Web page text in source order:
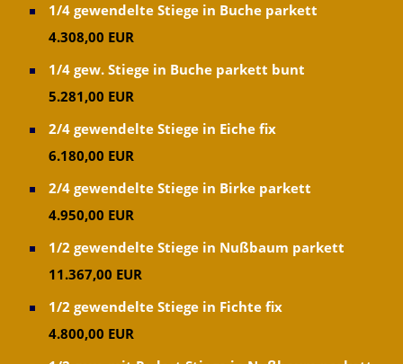
Die Montage erfolgt über unser geschultes
Montagepersonal meistens von einem Tischler und
einem Tischlermeister!
Leisten egal was Sie wollen wir haben die Lösung für
Sie:
Hier noch einige Suchbegriffe für Sie unter denen Sie
renovieren - Schlosserei - Renovierung - Innenausbau -
Balkongeländer - Haustüre - Treppe Geländer -
Altbausanierung - Steckerleisten - Treppenstufen -
1/4 gewendelte Stiege in Buche parkett
4.308,00 EUR
1/4 gew. Stiege in Buche parkett bunt
5.281,00 EUR
2/4 gewendelte Stiege in Eiche fix
6.180,00 EUR
2/4 gewendelte Stiege in Birke parkett
4.950,00 EUR
1/2 gewendelte Stiege in Nußbaum parkett
11.367,00 EUR
1/2 gewendelte Stiege in Fichte fix
4.800,00 EUR